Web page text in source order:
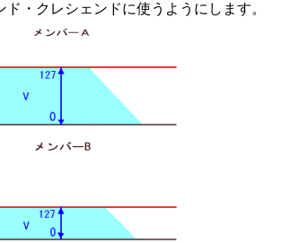
・クレシェンドに使うようにします。